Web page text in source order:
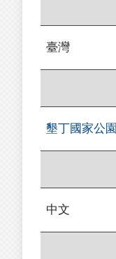
臺灣
墾丁國家公園
中文